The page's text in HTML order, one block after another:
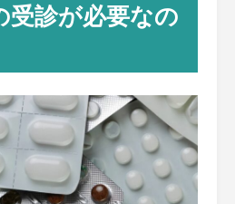
受診が必要なの